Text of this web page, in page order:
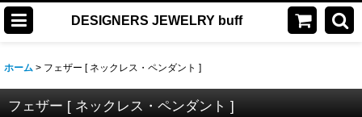
DESIGNERS JEWELRY buff
ホーム > フェザー [ ネックレス・ペンダント ]
フェザー [ ネックレス・ペンダント ]